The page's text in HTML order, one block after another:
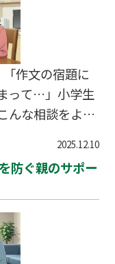
作文の宿題に
って…」小学生
んな相談をよく
や表現に影響す
作成力は生ま
きます。時間
意識を解消する
学生も、この
2025.12.10
防ぐ親のサポー